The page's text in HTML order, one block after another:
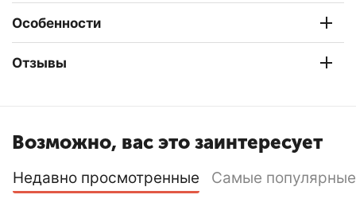
Особенности
Отзывы
Возможно, вас это заинтересует
Недавно просмотренные Самые популярные